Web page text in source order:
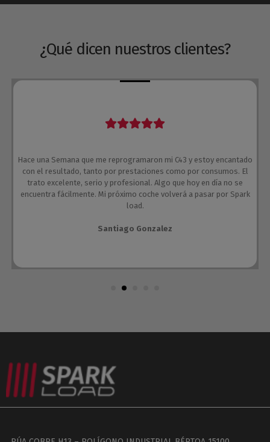
¿Qué dicen nuestros clientes?
Hace una Semana que me reprogramaron mi C43 y estoy encantado
con el resultado, tanto por prestaciones como por consumos. El
trato excelente, serio y profesional. Algo que hoy en día no se
encuentra fácilmente. Mi próximo coche volverá a pasar por Spark
load.
Santiago Gonzalez